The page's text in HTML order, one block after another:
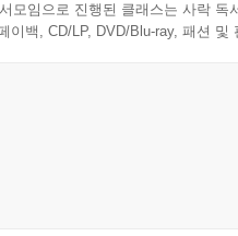
모임으로 진행된 클래스는 사락 독
이백, CD/LP, DVD/Blu-ray, 패션